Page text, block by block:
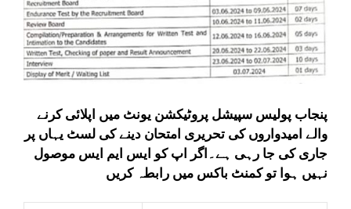
پنجاب پولیس سپیشل پروٹیکشن یونٹ میں اپلائی کرنے
والے امیدواروں کی تحریری امتحان دینے کی لسٹ یہاں پر
جاری کی جا رہی ہے۔اگر اپ کو ایس ایم ایس موصول
نہیں ہوا تو کمنٹ باکس میں رابطہ کریں